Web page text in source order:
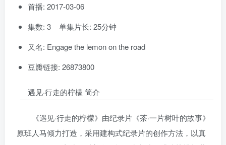
首播: 2017-03-06
集数: 3 单集片长: 25分钟
又名: Engage the lemon on the road
豆瓣链接: 26873800
遇见·行走的柠檬 简介
《遇见·行走的柠檬》由纪录片《茶·一片树叶的故事》
原班人马倾力打造，采用建构式纪录片的创作方法，以真